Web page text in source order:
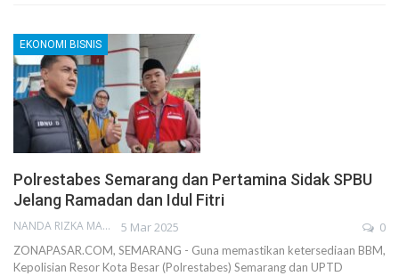
EKONOMI BISNIS
Polrestabes Semarang dan Pertamina Sidak SPBU
Jelang Ramadan dan Idul Fitri
NANDA RIZKA MAHENDRA 5 Mar 2025 0
ZONAPASAR.COM, SEMARANG - Guna memastikan ketersediaan BBM,
Kepolisian Resor Kota Besar (Polrestabes) Semarang dan UPTD